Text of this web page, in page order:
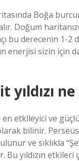
Boğa
Doğum
bu derecenin 1-2
enerjisi sizin için
yıldızı
etkileyici ve
bilinir. Perseus
ve sıklıkla
Bu yıldızın